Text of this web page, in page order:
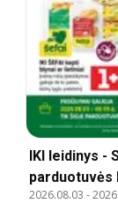
IKI leidinys -
parduotuvės
2026.08.03 -